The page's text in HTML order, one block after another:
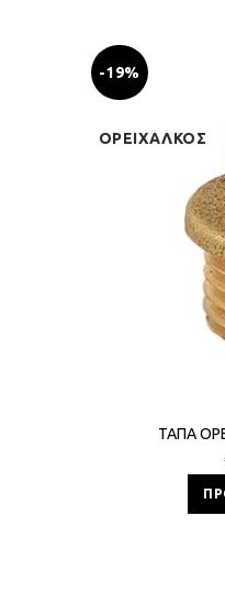
-19%
ΟΡΕΙΧΑΛΚΟΣ
ΤΑΠΑ